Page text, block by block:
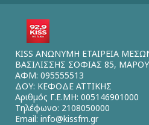
KISS ΑΝΩΝΥΜΗ ΕΤΑΙΡΕΙΑ
ΒΑΣΙΛΙΣΣΗΣ ΣΟΦΙΑΣ 85,
ΑΦΜ: 095555513
ΔΟΥ: ΚΕΦΟΔΕ ΑΤΤΙΚΗΣ
Αριθμός Γ.Ε.ΜΗ: 005146901000
Τηλέφωνο: 2108050000
Email: info@kissfm.gr